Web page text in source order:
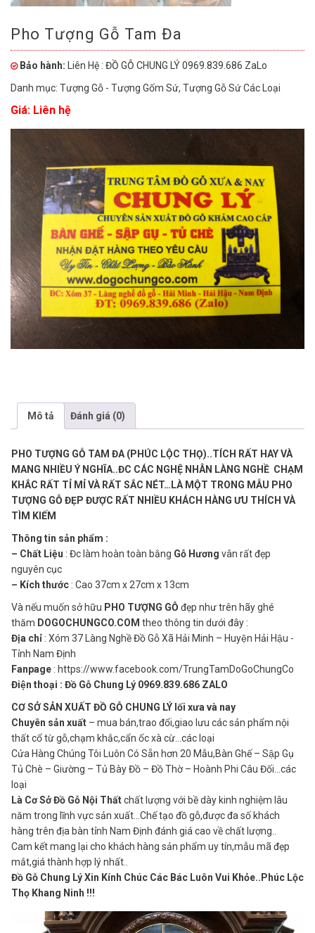
Pho Tượng Gỗ Tam Đa
Bảo hành:
Liên Hệ : ĐỒ GỖ CHUNG LÝ 0969.839.686 ZaLo
Danh mục: Tượng Gỗ - Tượng Gốm Sứ, Tượng Gỗ Sứ Các Loại
Giá: Liên hệ
Mô tả Đánh giá (0)
PHO TƯỢNG GỖ TAM ĐA (PHÚC LỘC THỌ)..TÍCH RẤT HAY VÀ
MANG NHIỀU Ý NGHĨA..ĐC CÁC NGHỆ NHÂN LÀNG NGHỀ CHẠM
KHẮC RẤT TỈ MỈ VÀ RẤT SẮC NÉT…LÀ MỘT TRONG MẪU PHO
TƯỢNG GỖ ĐẸP ĐƯỢC RẤT NHIỀU KHÁCH HÀNG ƯU THÍCH VÀ
TÌM KIẾM
Thông tin sản phẩm :
– Chất Liệu : Đc làm hoàn toàn bằng Gỗ Hương vân rất đẹp
nguyên cục
– Kích thước : Cao 37cm x 27cm x 13cm
Và nếu muốn sở hữu PHO TƯỢNG GỖ đẹp như trên hãy ghé
thăm DOGOCHUNGCO.COM theo thông tin dưới đây :
Địa chỉ : Xóm 37 Làng Nghề Đồ Gỗ Xã Hải Minh – Huyện Hải Hậu -
Tỉnh Nam Định
Fanpage : https://www.facebook.com/TrungTamDoGoChungCo
Điện thoại : Đồ Gỗ Chung Lý 0969.839.686 ZALO
CƠ SỞ SẢN XUẤT ĐỒ GỖ CHUNG LÝ lối xưa và nay
Chuyên sản xuất – mua bán,trao đổi,giao lưu các sản phẩm nội
thất cổ từ gỗ,chạm khắc,cẩn ốc xà cừ…các loại
Cửa Hàng Chúng Tôi Luôn Có Sẵn hơn 20 Mẫu,Bàn Ghế – Sập Gụ
Tủ Chè – Giường – Tủ Bày Đồ – Đồ Thờ – Hoành Phi Câu Đối…các
loại
Là Cơ Sở Đồ Gỗ Nội Thấtchất lượng với bề dày kinh nghiệm lâu
năm trong lĩnh vực sản xuất…Chế tạo đồ gỗ,được đa số khách
hàng trên địa bàn tỉnh Nam Định đánh giá cao về chất lượng..
Cam kết mang lại cho khách hàng sản phẩm uy tín,mẫu mã đẹp
mắt,giá thành hợp lý nhất..
Đồ Gỗ Chung Lý Xin Kính Chúc Các Bác Luôn Vui Khỏe..Phúc Lộc
Thọ Khang Ninh !!!